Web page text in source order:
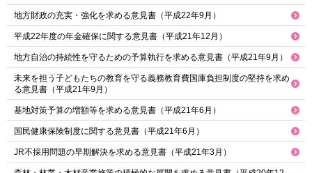
地方財政の充実・強化を求める意見書（平成22年9月）
平成22年度の年金確保に関する意見書（平成21年12月）
地方自治の持続性を守るための予算執行を求める意見書（平成21年9月）
未来を担う子どもたちの教育を守る義務教育費国庫負担制度の堅持を求め
る意見書（平成21年9月）
基地対策予算の増額等を求める意見書（平成21年6月）
国民健康保険制度に関する意見書（平成21年6月）
JR不採用問題の早期解決を求める意見書（平成21年3月）